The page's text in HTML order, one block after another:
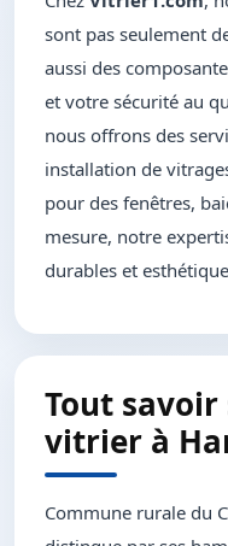
sont pas seulement
aussi des
et votre sécurité au
nous offrons des
installation de
pour des fenêtres,
mesure, notre
durables et
Tout
vitrier à
Commune rurale du